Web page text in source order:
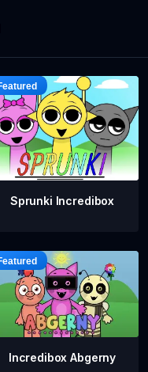
Sprunki Incredibox
Incredibox Abgerny